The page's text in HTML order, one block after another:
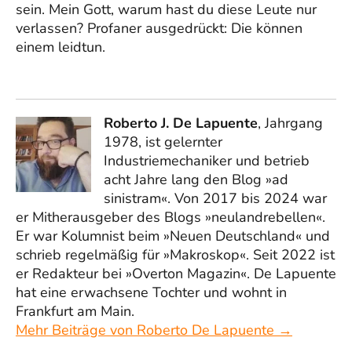
sein. Mein Gott, warum hast du diese Leute nur
verlassen? Profaner ausgedrückt: Die können
einem leidtun.
Roberto J. De Lapuente, Jahrgang
1978, ist gelernter
Industriemechaniker und betrieb
acht Jahre lang den Blog »ad
sinistram«. Von 2017 bis 2024 war
er Mitherausgeber des Blogs »neulandrebellen«.
Er war Kolumnist beim »Neuen Deutschland« und
schrieb regelmäßig für »Makroskop«. Seit 2022 ist
er Redakteur bei »Overton Magazin«. De Lapuente
hat eine erwachsene Tochter und wohnt in
Frankfurt am Main.
Mehr Beiträge von Roberto De Lapuente →